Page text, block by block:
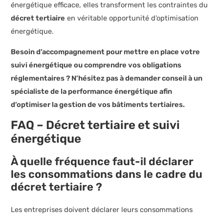
énergétique efficace, elles transforment les contraintes du
décret tertiaire en véritable opportunité d’optimisation
énergétique.
Besoin d’accompagnement pour mettre en place votre
suivi énergétique ou comprendre vos obligations
réglementaires ? N’hésitez pas à demander conseil à un
spécialiste de la performance énergétique afin
d’optimiser la gestion de vos bâtiments tertiaires.
FAQ – Décret tertiaire et suivi
énergétique
À quelle fréquence faut-il déclarer
les consommations dans le cadre du
décret tertiaire ?
Les entreprises doivent déclarer leurs consommations